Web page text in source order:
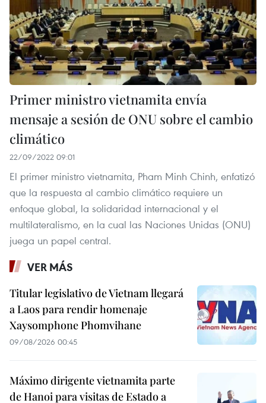
Primer ministro vietnamita envía
mensaje a sesión de ONU sobre el cambio
climático
22/09/2022 09:01
El primer ministro vietnamita, Pham Minh Chinh, enfatizó
que la respuesta al cambio climático requiere un
enfoque global, la solidaridad internacional y el
multilateralismo, en la cual las Naciones Unidas (ONU)
juega un papel central.
VER MÁS
Titular legislativo de Vietnam llegará
a Laos para rendir homenaje
Xaysomphone Phomvihane
09/08/2026 00:45
Máximo dirigente vietnamita parte
de Hanoi para visitas de Estado a